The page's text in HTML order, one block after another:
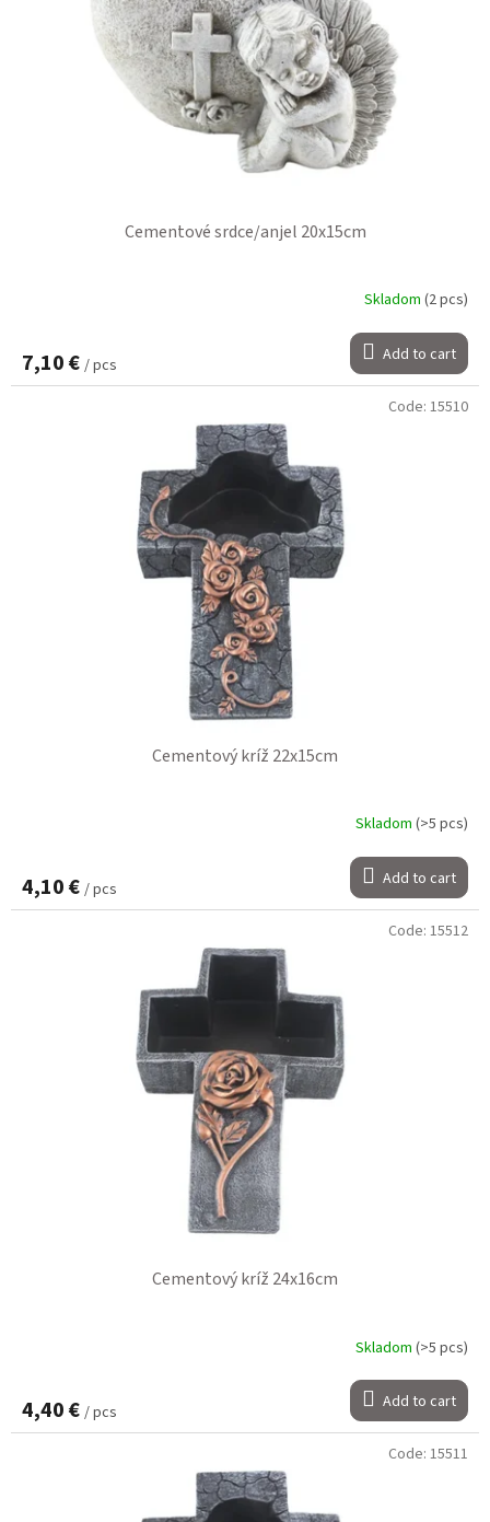
Cementové srdce/anjel 20x15cm
Skladom (2 pcs)
7,10 € / pcs Add to cart
Cementový kríž 22x15cm
Skladom (>5 pcs)
4,10 € / pcs Add to cart
Code: 15510
Cementový kríž 24x16cm
Skladom (>5 pcs)
4,40 € / pcs Add to cart
Code: 15512
Code: 15511